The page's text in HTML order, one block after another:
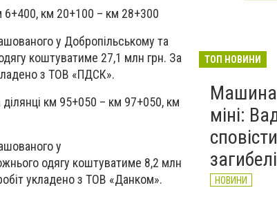
км 20+100 – км 28+300
у Добропільському та
коштуватиме 27,1 млн грн. За
з ТОВ «ПДСК».
км 95+050 – км 97+050, км
у
одягу коштуватиме 8,2 млн
укладено з ТОВ «Данком».
НОВИНИ
ТОП НОВИНИ
Машина
міні:
НОВИНИ